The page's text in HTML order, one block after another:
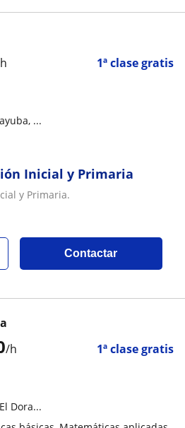
1ª clase gratis
...
Inicial y Primaria
y Primaria.
Contactar
/h 1ª clase gratis
Dora...